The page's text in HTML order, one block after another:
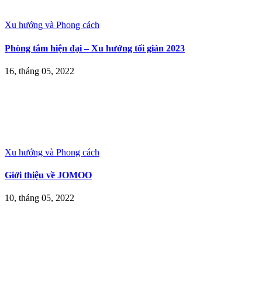
Xu hướng và Phong cách
Phòng tắm hiện đại – Xu hướng tối giản 2023
16, tháng 05, 2022
Xu hướng và Phong cách
Giới thiệu về JOMOO
10, tháng 05, 2022